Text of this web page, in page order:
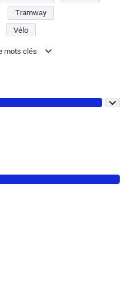
Tramway
Vélo